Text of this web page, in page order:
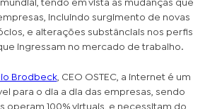
tendo em vista as mudanças que
incluindo surgimento de novas
e alterações substânciais nos perfis
ingressam no mercado de trabalho.
Brodbeck, CEO OSTEC, a internet é um
para o dia a dia das empresas, sendo
operam 100% virtuais, e necessitam do